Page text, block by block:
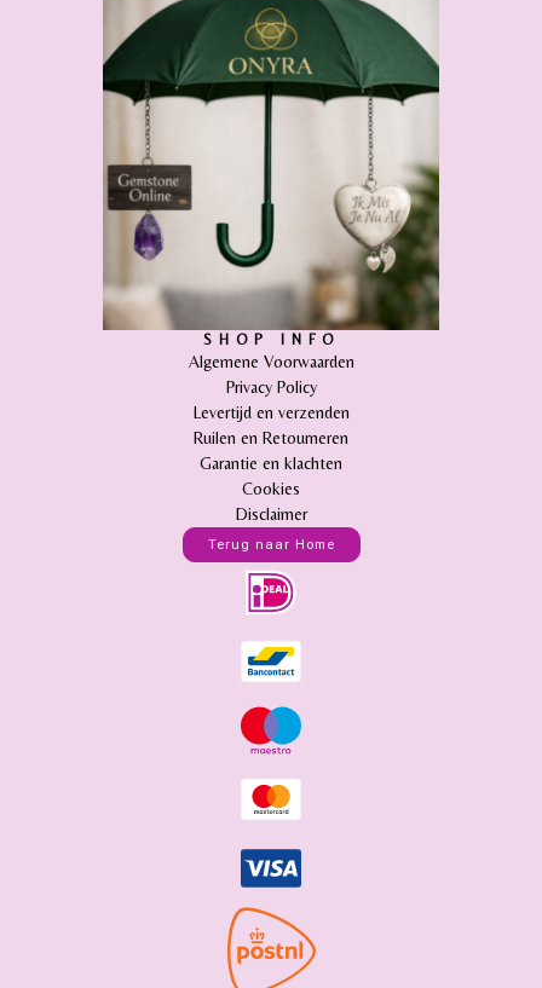
SHOP INFO
Algemene Voorwaarden
Privacy Policy
Levertijd en verzenden
Ruilen en Retourneren
Garantie en klachten
Cookies
Disclaimer
Terug naar Home